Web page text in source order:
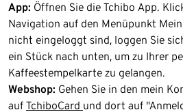
App: Öffnen Sie die Tchibo App.
Navigation auf den Menüpunkt
nicht eingeloggt sind, loggen Sie
ein Stück nach unten, um zu Ihrer
Kaffeestempelkarte zu gelangen.
Webshop: Gehen Sie in den mein
auf TchiboCard und dort auf